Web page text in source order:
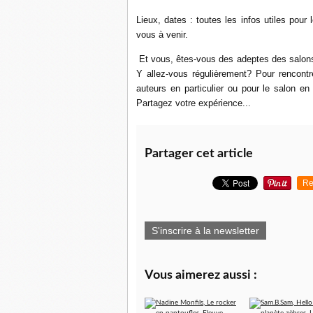
Lieux, dates : toutes les infos utiles pour
vous à venir.
Et vous, êtes-vous des adeptes des
Y allez-vous régulièrement? Pour
auteurs en particulier ou pour le salon en
Partagez votre expérience...
Partager cet article
S'inscrire à la newsletter
Vous aimerez aussi :